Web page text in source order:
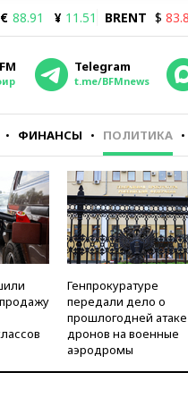
€ 88.91 ¥ 11.51 BRENT $
Telegram
t.me/BFMnews
ФИНАНСЫ ПОЛИТИКА
Генпрокуратуре
передали дело о
прошлогодней атаке
дронов на военные
аэродромы